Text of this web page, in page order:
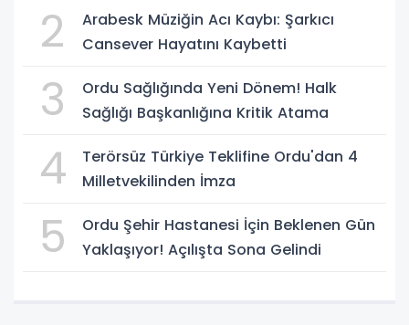
2
Arabesk Müziğin Acı Kaybı: Şarkıcı
Cansever Hayatını Kaybetti
3
Ordu Sağlığında Yeni Dönem! Halk
Sağlığı Başkanlığına Kritik Atama
4
Terörsüz Türkiye Teklifine Ordu'dan 4
Milletvekilinden İmza
5
Ordu Şehir Hastanesi İçin Beklenen Gün
Yaklaşıyor! Açılışta Sona Gelindi